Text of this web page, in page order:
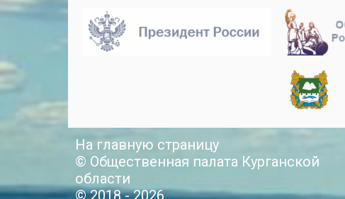
На главную страницу
© Общественная палата Курганской
области
© 2018 - 2026